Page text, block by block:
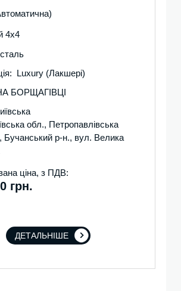
4х4
Luxury (Лакшері)
БОРЩАГІВЦІ
обл., Петропавлівська
Бучанський р-н., вул. Велика
ціна, з ПДВ:
грн.
ДЕТАЛЬНІШЕ